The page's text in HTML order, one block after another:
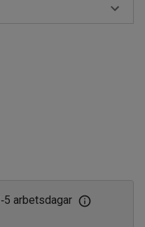
‑5 arbetsdagar